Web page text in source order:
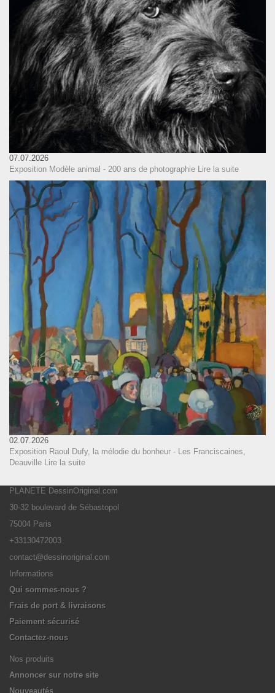
07.07.2026
Exposition Modèle animal - 200 ans de photographie Lire la suite
02.07.2026
Exposition Raoul Dufy, la mélodie du bonheur - Les Franciscaines,
Deauville Lire la suite
PLANETE DessinOriginal.com
30-32 boulevard de Sébastopol
75004 Paris
+33130472003
contact@dessinoriginal.com
Informations
Qui sommes-nous ?
Frais de port & livraisons
Paiement sécurisé
Contactez-nous
Nos produits
Annoncer sur notre site
Nouveautés